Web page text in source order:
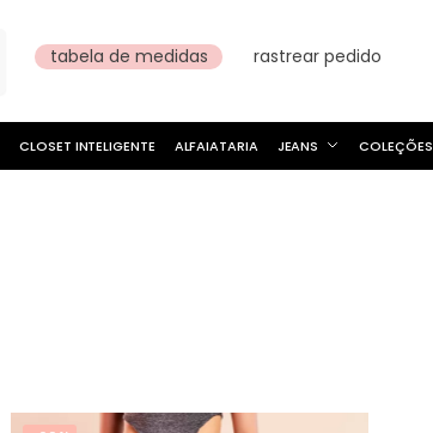
tabela de medidas rastrear pedido
CLOSET INTELIGENTE ALFAIATARIA JEANS COLEÇÕES